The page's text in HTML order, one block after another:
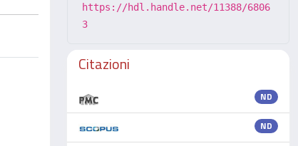
https://hdl.handle.net/11388/6806
3
Citazioni
ND
ND